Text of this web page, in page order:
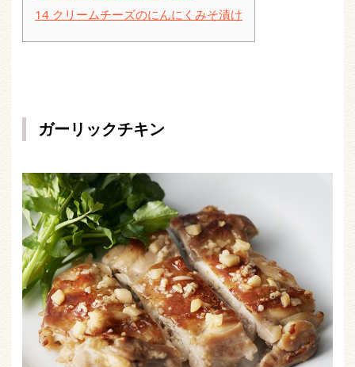
14 クリームチーズのにんにくみそ漬け
ガーリックチキン